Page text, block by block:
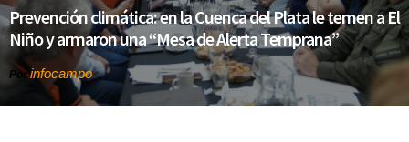
Prevención climática: en la Cuenca del Plata le temen a El
Niño y armaron una “Mesa de Alerta Temprana”
Porinfocampo